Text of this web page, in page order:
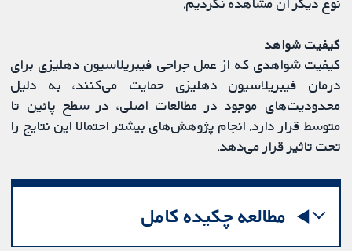
کیفیت شواهد
کیفیت شواهدی که از عمل جراحی فیبریلاسیون دهلیزی برای
درمان فیبریلاسیون دهلیزی حمایت می‌کنند، به دلیل
محدودیت‌های موجود در مطالعات اصلی، در سطح پائین تا
متوسط قرار دارد. انجام پژوهش‌های بیشتر احتمالا این نتایج را
تحت تاثیر قرار می‌دهد.
مطالعه چکیده کامل